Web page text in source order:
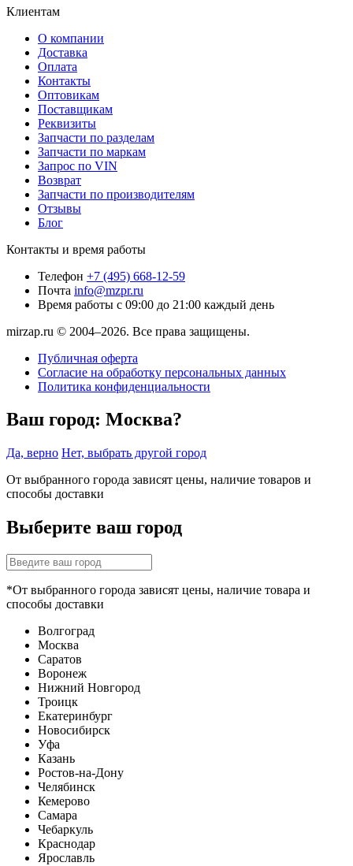
Клиентам
О компании
Доставка
Оплата
Контакты
Оптовикам
Поставщикам
Реквизиты
Запчасти по разделам
Запчасти по маркам
Запрос по VIN
Возврат
Запчасти по производителям
Отзывы
Блог
Контакты и время работы
Телефон +7 (495) 668-12-59
Почта info@mzpr.ru
Время работы с 09:00 до 21:00 каждый день
mirzap.ru © 2004–2026. Все права защищены.
Публичная оферта
Согласие на обработку персональных данных
Политика конфиденциальности
Ваш город: Москва?
Да, верно Нет, выбрать другой город
От выбранного города зависят цены, наличие товаров и
способы доставки
Выберите ваш город
*От выбранного города зависят цены, наличие товара и
способы доставки
Волгоград
Москва
Саратов
Воронеж
Нижний Новгород
Троицк
Екатеринбург
Новосибирск
Уфа
Казань
Ростов-на-Дону
Челябинск
Кемерово
Самара
Чебаркуль
Краснодар
Ярославль